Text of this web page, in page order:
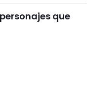
que